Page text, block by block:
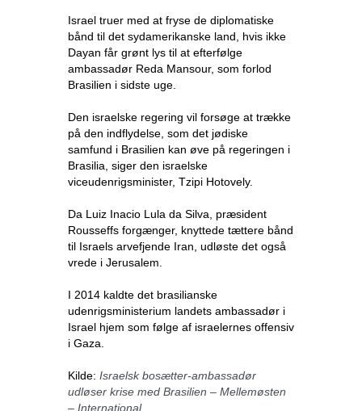
Israel truer med at fryse de diplomatiske
bånd til det sydamerikanske land, hvis ikke
Dayan får grønt lys til at efterfølge
ambassadør Reda Mansour, som forlod
Brasilien i sidste uge.
Den israelske regering vil forsøge at trække
på den indflydelse, som det jødiske
samfund i Brasilien kan øve på regeringen i
Brasilia, siger den israelske
viceudenrigsminister, Tzipi Hotovely.
Da Luiz Inacio Lula da Silva, præsident
Rousseffs forgænger, knyttede tættere bånd
til Israels arvefjende Iran, udløste det også
vrede i Jerusalem.
I 2014 kaldte det brasilianske
udenrigsministerium landets ambassadør i
Israel hjem som følge af israelernes offensiv
i Gaza.
Kilde: Israelsk bosætter-ambassadør
udløser krise med Brasilien – Mellemøsten
– International